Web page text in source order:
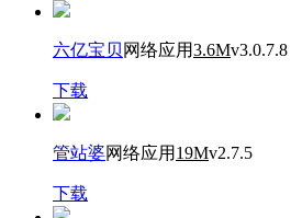
六亿宝贝 网络应用3.6Mv3.0.7.8
下载
管站婆网络应用 19Mv2.7.5
下载